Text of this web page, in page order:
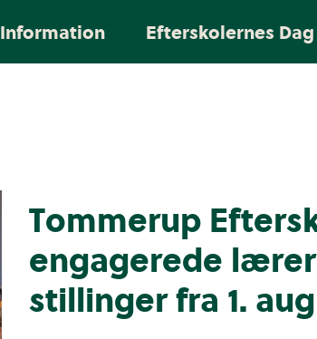
Information Efterskolernes Dag
Tommerup
engagerede
stillinger fra 1.